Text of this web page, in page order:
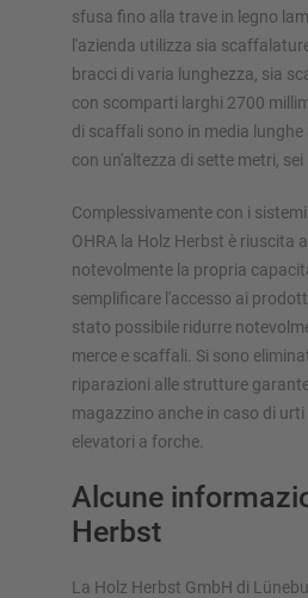
sfusa fino alla trave in legno
l'azienda utilizza sia
bracci di varia lunghezza, sia
con scomparti larghi 2700
di scaffali sono in media
con un'altezza di sette metri,
Complessivamente con i
OHRA la Holz Herbst è riuscita
notevolmente la propria
semplificare l'accesso ai
stato possibile ridurre
merce e scaffali. Si sono
riparazioni alle strutture
magazzino anche in caso di
elevatori a forche.
Alcune
Herbst
La Holz Herbst GmbH di